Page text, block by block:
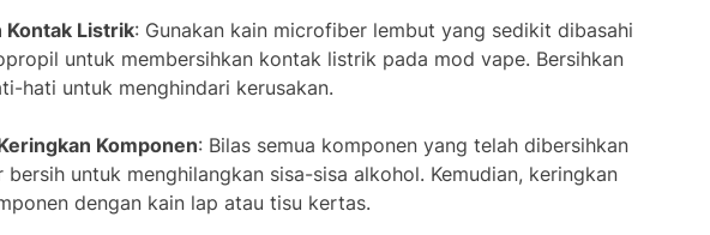
Kontak Listrik: Gunakan kain microfiber lembut yang sedikit dibasahi
untuk membersihkan kontak listrik pada mod vape. Bersihkan
hati untuk menghindari kerusakan.
Komponen: Bilas semua komponen yang telah dibersihkan
bersih untuk menghilangkan sisa-sisa alkohol. Kemudian, keringkan
dengan kain lap atau tisu kertas.